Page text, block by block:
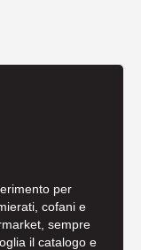
per
cofani e
sempre
il catalogo e